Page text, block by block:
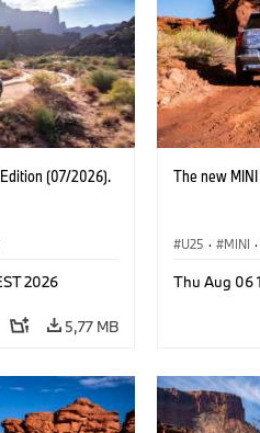
(07/2026).
2026
5,77 MB
The new
U25 · MINI ·
Thu Aug 06